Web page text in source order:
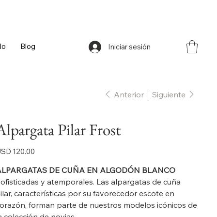
Iniciar sesión
Blog
Anterior Siguiente
Pilar Frost
120.00
DE CUÑA EN ALGODÓN BLANCO
y atemporales. Las alpargatas de cuña
características por su favorecedor escote en
forman parte de nuestros modelos icónicos de